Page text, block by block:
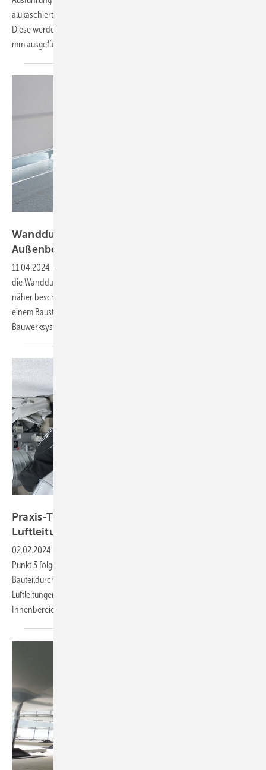
alukaschierten Mineralwollematten für Zuluft- und Abluftleitungen.
Diese werden im Gebäude überwiegend in der Dämmdicke von 30
mmausgeführt.
Wanddurchführung von Luftleitungen in den
Außenbereich
11.04.2024 -
die Wanddurchführungen von Luftleitungen in den Außenbereich
näher beschreiben. Wie erwähnt, können diese Außenwände aus nur
einem Baustoff oder Baustoffkombinationen sowie aus
Bauwerksystemen hergestellt
Praxis-Tipp: Dachdurchführung einer eckigen
Luftleitung
02.02.2024
Punkt 3 folgen nun Hinweise für die fachgerechte Ausführung von
Bauteildurchführungen mit gedämmten runden und eckigen
Luftleitungen und ihren Blechummantelungen zwischen Außen- und
Innenbereichen.